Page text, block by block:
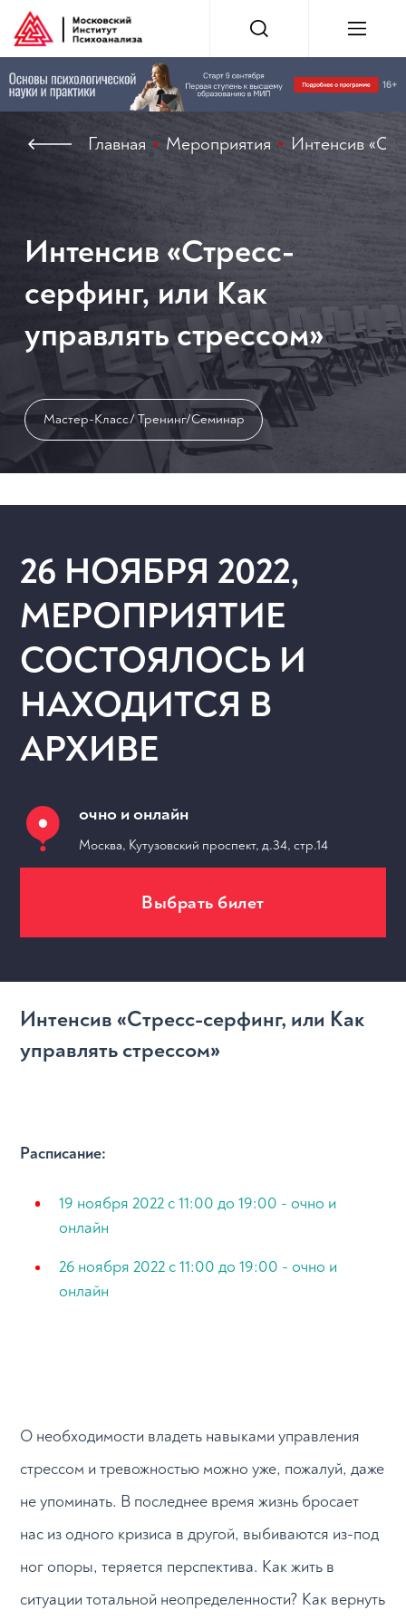
Главная Мероприятия Интенсив
Интенсив «Стресс-
серфинг, или Как
управлять стрессом»
Мастер-Класс/ Тренинг/Семинар
26 НОЯБРЯ 2022,
МЕРОПРИЯТИЕ
СОСТОЯЛОСЬ И
НАХОДИТСЯ В
АРХИВЕ
очно и онлайн
Москва, Кутузовский проспект, д.34, стр.14
Выбрать билет
Интенсив «Стресс-серфинг, или Как
управлять стрессом»
Расписание:
19 ноября 2022 с 11:00 до 19:00 - очно и
онлайн
26 ноября 2022 с 11:00 до 19:00 - очно и
онлайн
О необходимости владеть навыками управления
стрессом и тревожностью можно уже, пожалуй, даже
не упоминать. В последнее время жизнь бросает
нас из одного кризиса в другой, выбиваются из-под
ног опоры, теряется перспектива. Как жить в
ситуации тотальной неопределенности? Как вернуть